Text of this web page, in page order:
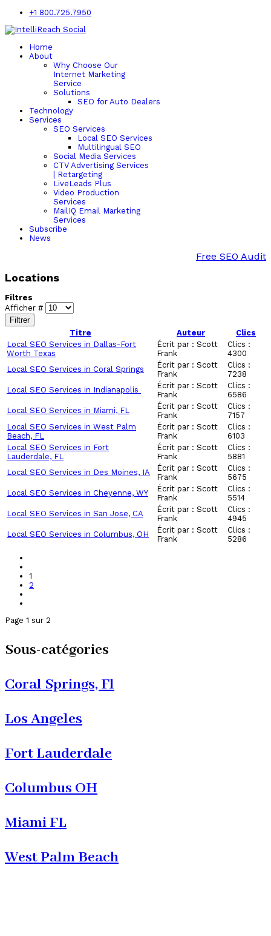
+1 800.725.7950
Home
About
Why Choose Our
Internet Marketing
Service
Solutions
SEO for Auto Dealers
Technology
Services
SEO Services
Local SEO Services
Multilingual SEO
Social Media Services
CTV Advertising Services
| Retargeting
LiveLeads Plus
Video Production
Services
MailIQ Email Marketing
Services
Subscribe
News
Free SEO Audit
Locations
Filtres
Afficher #
Filtrer
Titre
Auteur
Clics
Local SEO Services in Dallas-Fort
Worth Texas
Écrit par : Scott
Frank
Clics :
4300
Local SEO Services in Coral Springs
Écrit par : Scott
Frank
Clics :
7238
Local SEO Services in Indianapolis
Écrit par : Scott
Frank
Clics :
6586
Local SEO Services in Miami, FL
Écrit par : Scott
Frank
Clics :
7157
Local SEO Services in West Palm
Beach, FL
Écrit par : Scott
Frank
Clics :
6103
Local SEO Services in Fort
Lauderdale, FL
Écrit par : Scott
Frank
Clics :
5881
Local SEO Services in Des Moines, IA
Écrit par : Scott
Frank
Clics :
5675
Local SEO Services in Cheyenne, WY
Écrit par : Scott
Frank
Clics :
5514
Local SEO Services in San Jose, CA
Écrit par : Scott
Frank
Clics :
4945
Local SEO Services in Columbus, OH
Écrit par : Scott
Frank
Clics :
5286
1
2
Page 1 sur 2
Sous-catégories
Coral Springs, Fl
Los Angeles
Fort Lauderdale
Columbus OH
Miami FL
West Palm Beach